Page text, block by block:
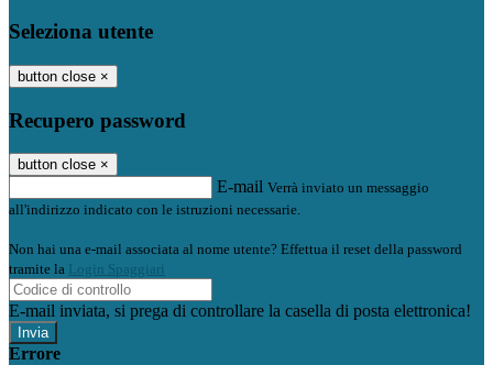
Seleziona utente
button close ×
Recupero password
button close ×
E-mail Verrà inviato un messaggio
all'indirizzo indicato con le istruzioni necessarie.
Non hai una e-mail associata al nome utente? Effettua il reset della password
tramite la Login Spaggiari
E-mail inviata, si prega di controllare la casella di posta elettronica!
Errore